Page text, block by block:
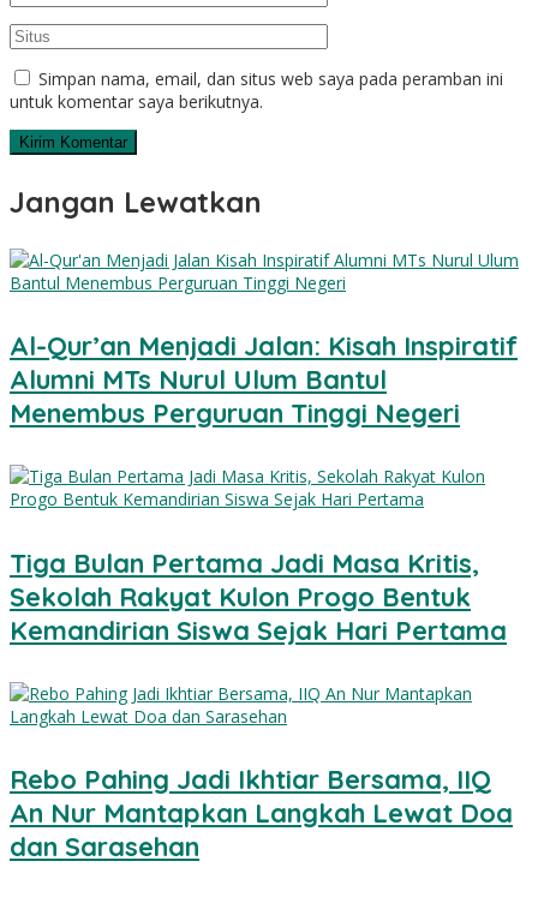
Simpan nama, email, dan situs web saya pada peramban ini
untuk komentar saya berikutnya.
Jangan Lewatkan
Al-Qur’an Menjadi Jalan: Kisah Inspiratif
Alumni MTs Nurul Ulum Bantul
Menembus Perguruan Tinggi Negeri
Tiga Bulan Pertama Jadi Masa Kritis,
Sekolah Rakyat Kulon Progo Bentuk
Kemandirian Siswa Sejak Hari Pertama
Rebo Pahing Jadi Ikhtiar Bersama, IIQ
An Nur Mantapkan Langkah Lewat Doa
dan Sarasehan